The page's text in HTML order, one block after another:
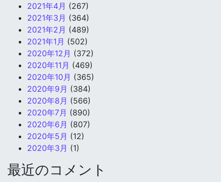
2021年4月 (267)
2021年3月 (364)
2021年2月 (489)
2021年1月 (502)
2020年12月 (372)
2020年11月 (469)
2020年10月 (365)
2020年9月 (384)
2020年8月 (566)
2020年7月 (890)
2020年6月 (807)
2020年5月 (12)
2020年3月 (1)
最近のコメント